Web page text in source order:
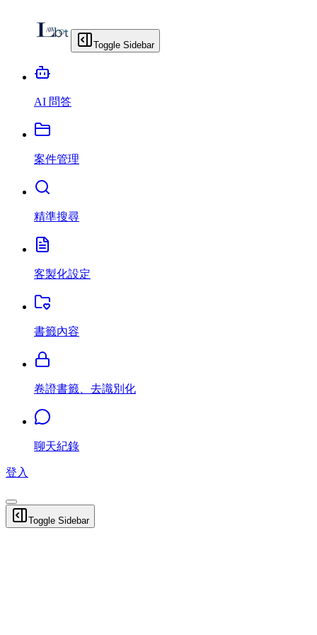
Toggle Sidebar
AI 問答
案件管理
精準搜尋
客製化設定
書籤內容
卷證書籤、去識別化
聊天紀錄
登入
Toggle Sidebar